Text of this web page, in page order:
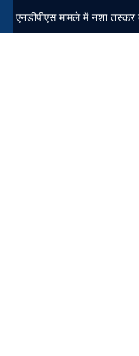
एनडीपीएस मामले में नशा तस्कर